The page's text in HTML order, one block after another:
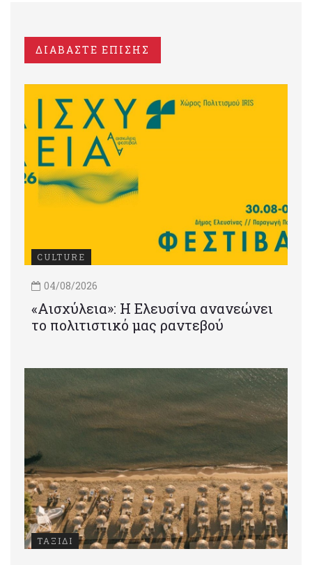
ΔΙΑΒΑΣΤΕ ΕΠΙΣΗΣ
CULTURE
04/08/2026
«Αισχύλεια»: Η Ελευσίνα ανανεώνει
το πολιτιστικό μας ραντεβού
ΤΑΞΙΔΙ